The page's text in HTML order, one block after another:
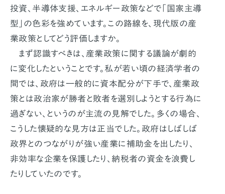
投資、半導体支援、エネルギー政策などで「国家主導
型」の色彩を強めています。この路線を、現代版の産
業政策としてどう評価しますか。
まず認識すべきは、産業政策に関する議論が劇的
に変化したということです。私が若い頃の経済学者の
間では、政府は一般的に資本配分が下手で、産業政
策とは政治家が勝者と敗者を選別しようとする行為に
過ぎない、というのが主流の見解でした。多くの場合、
こうした懐疑的な見方は正当でした。政府はしばしば
政界とのつながりが強い産業に補助金を出したり、
非効率な企業を保護したり、納税者の資金を浪費し
たりしていたのです。